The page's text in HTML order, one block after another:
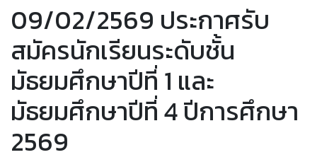
09/02/2569 ประกาศรับ
สมัครนักเรียนระดับชั้น
มัธยมศึกษาปีที่ 1 และ
มัธยมศึกษาปีที่ 4 ปีการศึกษา
2569